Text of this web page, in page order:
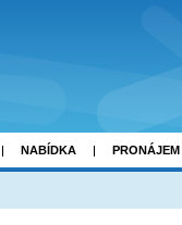
NABÍDKA PRONÁJEM